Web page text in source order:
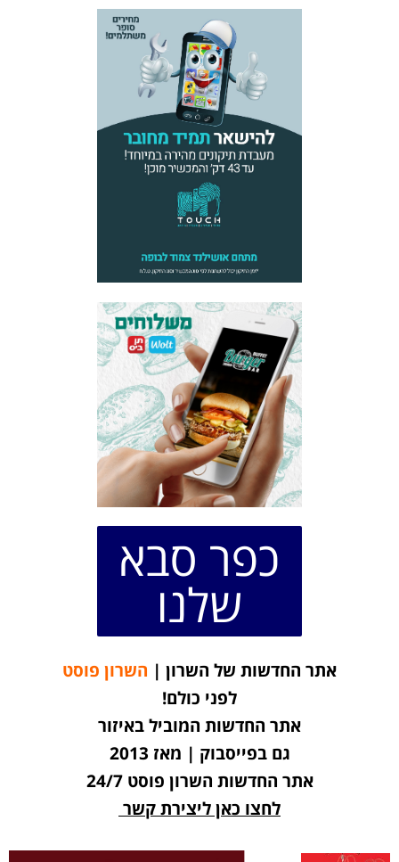
כפר סבא
שלנו
אתר החדשות של השרון | השרון פוסט
לפני כולם!
אתר החדשות המוביל באיזור
גם בפייסבוק | מאז 2013
אתר החדשות השרון פוסט 24/7
לחצו כאן ליצירת קשר